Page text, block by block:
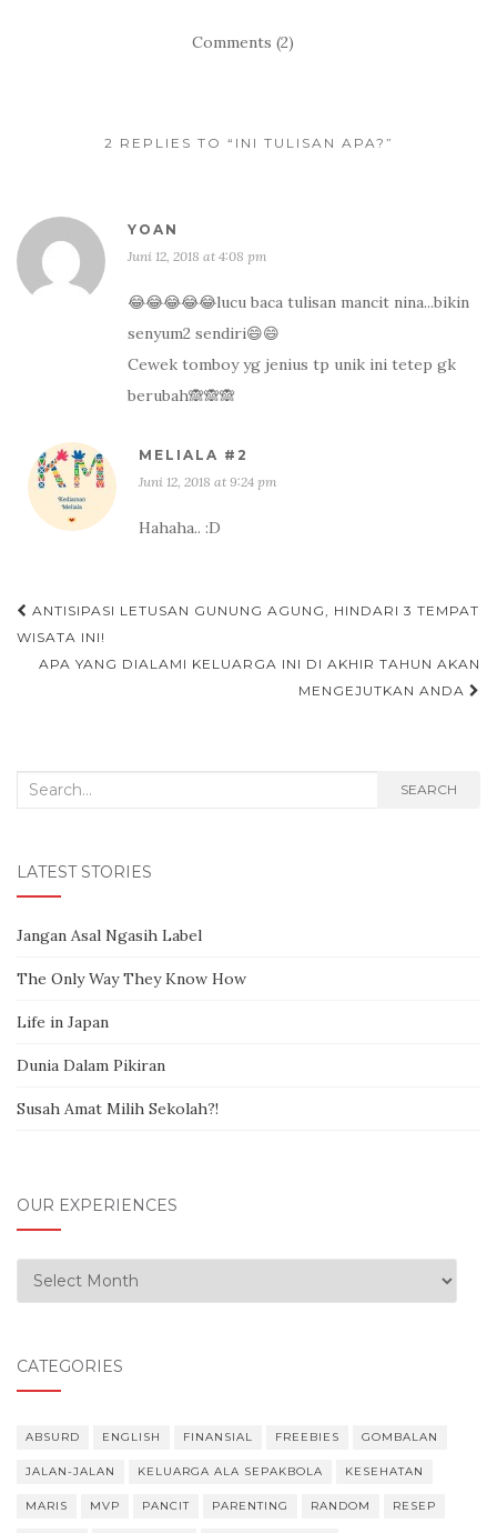
Comments (2)
2 REPLIES TO “INI TULISAN APA?”
YOAN
Juni 12, 2018 at 4:08 pm
😂😂😂😂😂lucu baca tulisan mancit nina...bikin
senyum2 sendiri😄😄
Cewek tomboy yg jenius tp unik ini tetep gk
berubah🙈🙈🙈
MELIALA #2
Juni 12, 2018 at 9:24 pm
Hahaha.. :D
Post navigation
ANTISIPASI LETUSAN GUNUNG AGUNG, HINDARI 3 TEMPAT
WISATA INI!
APA YANG DIALAMI KELUARGA INI DI AKHIR TAHUN AKAN
MENGEJUTKAN ANDA
Search for: SEARCH
LATEST STORIES
Jangan Asal Ngasih Label
The Only Way They Know How
Life in Japan
Dunia Dalam Pikiran
Susah Amat Milih Sekolah?!
OUR EXPERIENCES
Our Experiences
CATEGORIES
ABSURD ENGLISH FINANSIAL FREEBIES GOMBALAN
JALAN-JALAN KELUARGA ALA SEPAKBOLA KESEHATAN
MARIS MVP PANCIT PARENTING RANDOM RESEP